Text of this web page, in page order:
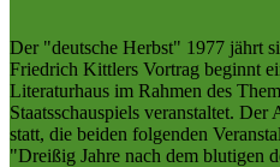
Der "deutsche Herbst" 1977 jährt
Friedrich Kittlers Vortrag beginnt
Literaturhaus im Rahmen des
Staatsschauspiels veranstaltet.
statt, die beiden folgenden
"Dreißig Jahre nach dem blutigen